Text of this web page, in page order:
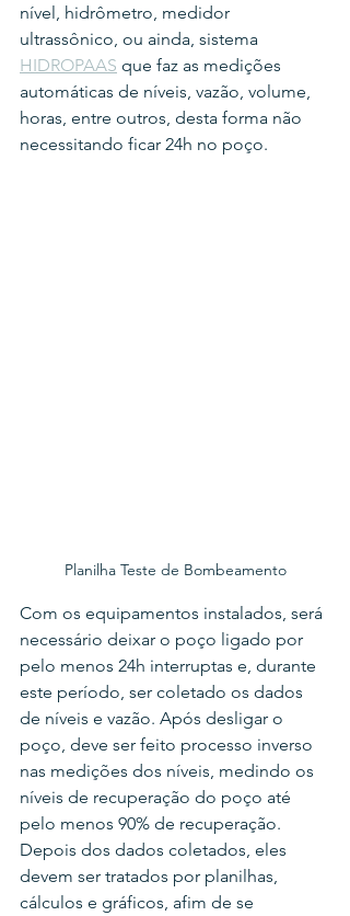
nível, hidrômetro, medidor
ultrassônico, ou ainda, sistema
HIDROPAAS que faz as medições
automáticas de níveis, vazão, volume,
horas, entre outros, desta forma não
necessitando ficar 24h no poço.
Planilha Teste de Bombeamento
Com os equipamentos instalados, será
necessário deixar o poço ligado por
pelo menos 24h interruptas e, durante
este período, ser coletado os dados
de níveis e vazão. Após desligar o
poço, deve ser feito processo inverso
nas medições dos níveis, medindo os
níveis de recuperação do poço até
pelo menos 90% de recuperação.
Depois dos dados coletados, eles
devem ser tratados por planilhas,
cálculos e gráficos, afim de se